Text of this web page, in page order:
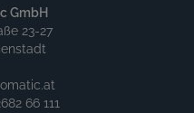
GmbH
23-27
66 111